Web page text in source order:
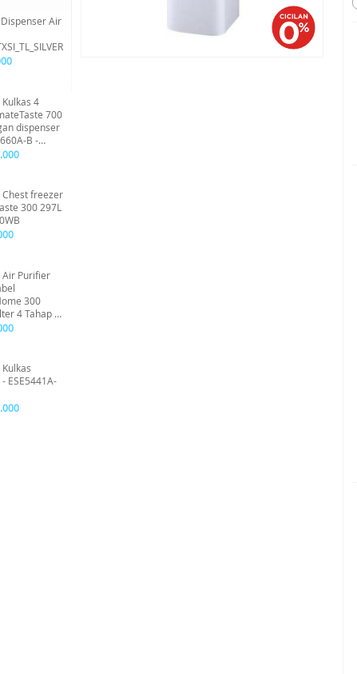
Air
4
700
dispenser
B -
Chest freezer
300 297L
Air Purifier
300
4 Tahap -
- Green
ESE5441A-